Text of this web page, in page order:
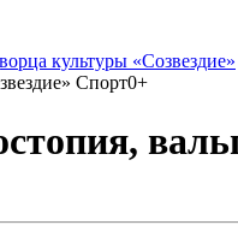
культуры «Созвездие»
Спорт0+